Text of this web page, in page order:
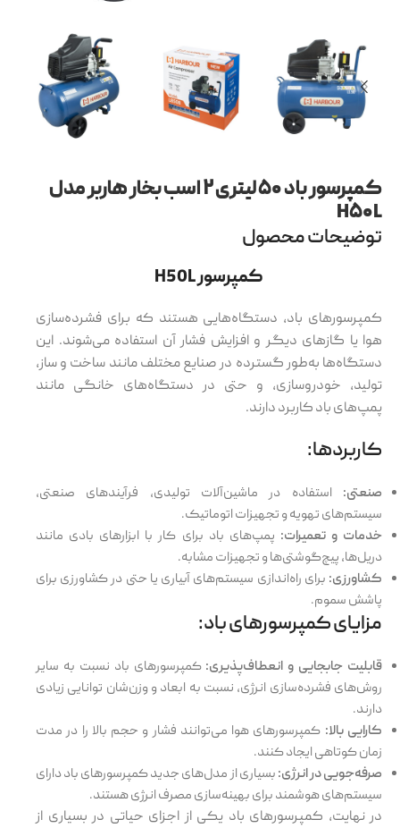
کمپرسور باد ۵۰ لیتری ۲ اسب بخار هاربر مدل
H۵۰L
توضیحات محصول
کمپرسور H50L
کمپرسورهای باد، دستگاه‌هایی هستند که برای فشرده‌سازی
هوا یا گازهای دیگر و افزایش فشار آن استفاده می‌شوند. این
دستگاه‌ها به‌طور گسترده در صنایع مختلف مانند ساخت و ساز،
تولید، خودروسازی، و حتی در دستگاه‌های خانگی مانند
پمپ‌های باد کاربرد دارند.
کاربردها:
صنعتی: استفاده در ماشین‌آلات تولیدی، فرآیندهای صنعتی،
سیستم‌های تهویه و تجهیزات اتوماتیک.
خدمات و تعمیرات: پمپ‌های باد برای کار با ابزارهای بادی مانند
دریل‌ها، پیچ‌گوشتی‌ها و تجهیزات مشابه.
کشاورزی: برای راه‌اندازی سیستم‌های آبیاری یا حتی در کشاورزی برای
پاشش سموم.
مزایای کمپرسورهای باد:
قابلیت جابجایی و انعطاف‌پذیری: کمپرسورهای باد نسبت به سایر
روش‌های فشرده‌سازی انرژی، نسبت به ابعاد و وزن‌شان توانایی زیادی
دارند.
کارایی بالا: کمپرسورهای هوا می‌توانند فشار و حجم بالا را در مدت
زمان کوتاهی ایجاد کنند.
صرفه‌جویی در انرژی:بسیاری از مدل‌های جدید کمپرسورهای باد دارای
سیستم‌های هوشمند برای بهینه‌سازی مصرف انرژی هستند.
در نهایت، کمپرسورهای باد یکی از اجزای حیاتی در بسیاری از